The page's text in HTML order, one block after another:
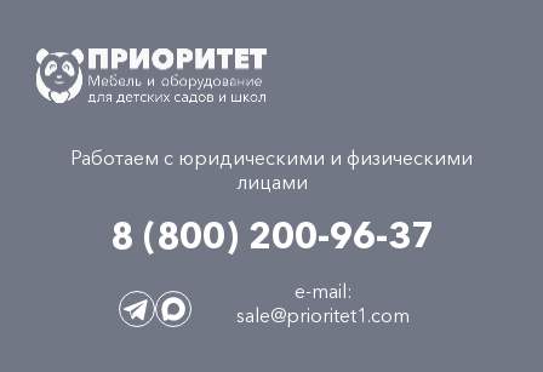
Работаем с юридическими и физическими
лицами
8 (800) 200-96-37
e-mail:
sale@prioritet1.com